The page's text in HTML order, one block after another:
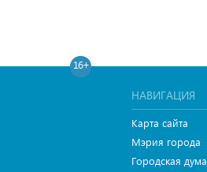
16+
НАВИГАЦИЯ
Карта сайта
Мэрия города
Городская дума